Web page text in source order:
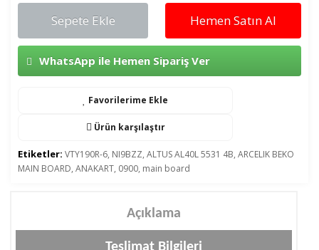
Sepete Ekle Hemen Satın Al
WhatsApp ile Hemen Sipariş Ver
Favorilerime Ekle
Ürün karşılaştır
Etiketler: VTY190R-6, NI9BZZ, ALTUS AL40L 5531 4B, ARCELIK BEKO
MAIN BOARD, ANAKART, 0900, main board
Açıklama